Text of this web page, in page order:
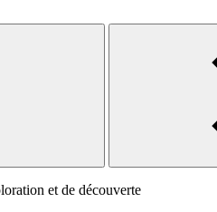
et de découverte